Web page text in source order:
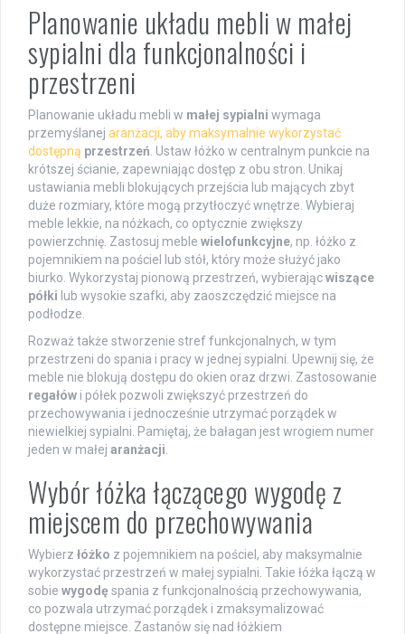
Planowanie układu mebli w małej
sypialni dla funkcjonalności i
przestrzeni
Planowanie układu mebli w małej sypialni wymaga
przemyślanej aranżacji, aby maksymalnie wykorzystać
dostępną przestrzeń . Ustaw łóżko w centralnym punkcie na
krótszej ścianie, zapewniając dostęp z obu stron. Unikaj
ustawiania mebli blokujących przejścia lub mających zbyt
duże rozmiary, które mogą przytłoczyć wnętrze. Wybieraj
meble lekkie, na nóżkach, co optycznie zwiększy
powierzchnię. Zastosuj meble wielofunkcyjne, np. łóżko z
pojemnikiem na pościel lub stół, który może służyć jako
biurko. Wykorzystaj pionową przestrzeń, wybierającwiszące
półki lub wysokie szafki, aby zaoszczędzić miejsce na
podłodze.
Rozważ także stworzenie stref funkcjonalnych, w tym
przestrzeni do spania i pracy w jednej sypialni. Upewnij się, że
meble nie blokują dostępu do okien oraz drzwi. Zastosowanie
regałów i półek pozwoli zwiększyć przestrzeń do
przechowywania i jednocześnie utrzymać porządek w
niewielkiej sypialni. Pamiętaj, że bałagan jest wrogiem numer
jeden w małej aranżacji
Wybór łóżka łączącego wygodę z
miejscem do przechowywania
Wybierz łóżko z pojemnikiem na pościel, aby maksymalnie
wykorzystać przestrzeń w małej sypialni. Takie łóżka łączą w
sobie wygodę spania z funkcjonalnością przechowywania,
co pozwala utrzymać porządek i zmaksymalizować
dostępne miejsce. Zastanów się nad łóżkiem